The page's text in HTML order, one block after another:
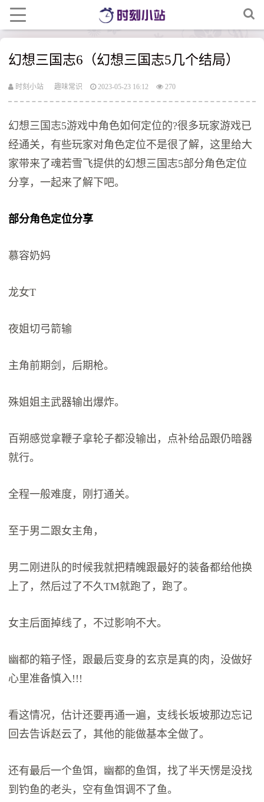
幻想三国志6（幻想三国志5几个结局）
时刻小站 趣味常识 2023-05-23 16:12 270
幻想三国志5游戏中角色如何定位的?很多玩家游戏已
经通关，有些玩家对角色定位不是很了解，这里给大
家带来了魂若雪飞提供的幻想三国志5部分角色定位
分享，一起来了解下吧。
部分角色定位分享
慕容奶妈
龙女T
夜姐切弓箭输
主角前期剑，后期枪。
殊姐姐主武器输出爆炸。
百朔感觉拿鞭子拿轮子都没输出，点补给品跟仍暗器
就行。
全程一般难度，刚打通关。
至于男二跟女主角，
男二刚进队的时候我就把精魄跟最好的装备都给他换
上了，然后过了不久TM就跑了，跑了。
女主后面掉线了，不过影响不大。
幽都的箱子怪，跟最后变身的玄京是真的肉，没做好
心里准备慎入!!!
看这情况，估计还要再通一遍，支线长坂坡那边忘记
回去告诉赵云了，其他的能做基本全做了。
还有最后一个鱼饵，幽都的鱼饵，找了半天愣是没找
到钓鱼的老头，空有鱼饵调不了鱼。